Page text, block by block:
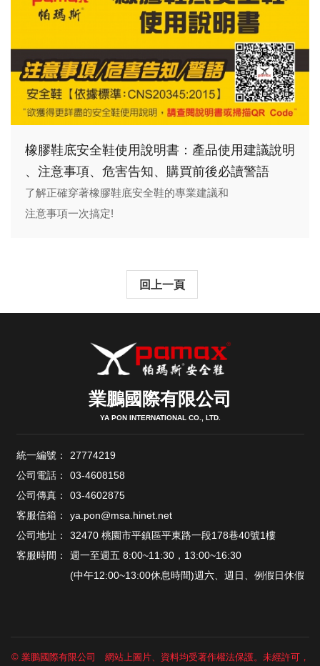
橡膠鞋底安全鞋使用說明書：產品使用建議說明
、注意事項、危害告知、購買前後必讀警語
了解正確穿著橡膠鞋底安全鞋的專業建議和
注意事項一次搞定!
回上一頁
業鵬國際有限公司
YA PON INTERNATIONAL CO., LTD.
統一編號：
27774219
公司電話：
03-4608158
公司傳真：
03-4602875
客服信箱：
ya.pon@msa.hinet.net
公司地址：
32470 桃園市平鎮區平東路一段178巷40號1樓
客服時間：
週一至週五 8:00~11:30，13:00~16:30
(中午12:00~13:00休息時間)週六、週日、例假日休假
© 業鵬國際有限公司 網站上圖片、資料均受著作權法保護。未經許可，